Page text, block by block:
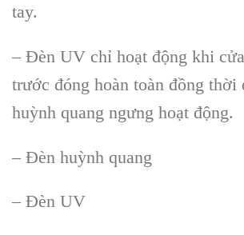
tay.
– Đèn UV chỉ hoạt động khi
trước đóng hoàn toàn đồng thời
huỳnh quang ngưng hoạt động.
– Đèn huỳnh quang
– Đèn UV